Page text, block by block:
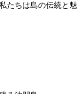
たちは島の伝統と魅